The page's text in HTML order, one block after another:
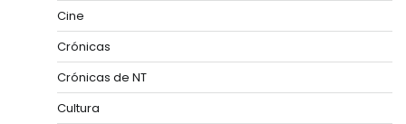
Cine
Crónicas
Crónicas de NT
Cultura